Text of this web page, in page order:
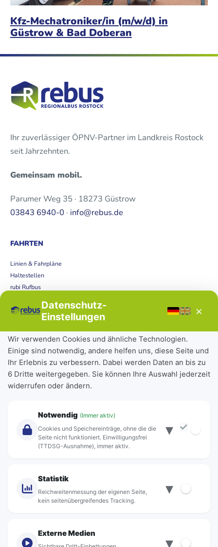
Kfz-Mechatroniker/in (m/w/d) in
Güstrow & Bad Doberan
Ihr zuverlässiger ÖPNV-Partner im Landkreis Rostock
seit Jahrzehnten.
Gemeinsam mobil.
Parumer Weg 35 · 18273 Güstrow
03843 6940-0 · info@rebus.de
FAHRTEN
Linien & Fahrpläne
Haltestellen
rubi Rufbus
Störungen
Tickets & Tarife
Deutschlandticket
Schülerkarte
Einzeltickets
Abonnements
Über Rebus
Standorte
Datenschutz-
Einstellungen
×
Wir verwenden Cookies und ähnliche Technologien.
Einige sind notwendig, andere helfen uns, diese Seite und
Ihr Erlebnis zu verbessern. Dabei werden Daten an bis zu
6 Dritte weitergegeben. Sie können Ihre Auswahl jederzeit
widerrufen oder ändern.
Notwendig (Immer aktiv)
Cookies und Speichereinträge, ohne die die
Seite nicht funktioniert. Einwilligungsfrei
(TTDSG-Ausnahme), immer aktiv.
▾
Statistik
Reichweitenmessung der eigenen Seite,
kein seitenübergreifendes Tracking.
▾
Externe Medien
▾